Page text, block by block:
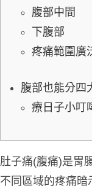
腹部中間
下腹部
疼痛範圍廣
腹部也能分四
療日子小叮
肚子痛(腹痛)是胃
不同區域的疼痛